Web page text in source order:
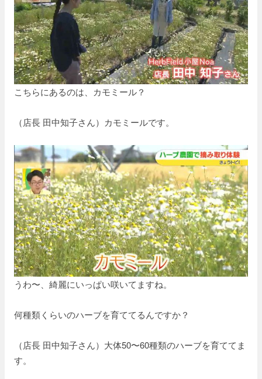
こちらにあるのは、カモミール？
（店長 田中知子さん）カモミールです。
うわ〜、綺麗にいっぱい咲いてますね。
何種類くらいのハーブを育ててるんですか？
（店長 田中知子さん）大体50〜60種類のハーブを育ててま
す。